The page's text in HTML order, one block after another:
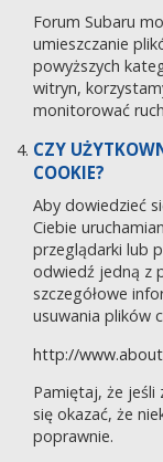
Forum Subaru
umieszczanie
powyższych
witryn,
monitorować
CZY
COOKIE?
Aby dowiedzieć
Ciebie
przeglądarki lub
odwiedź jedną z
szczegółowe
usuwania plików
http://
Pamiętaj, że jeśli
się okazać, że
poprawnie.